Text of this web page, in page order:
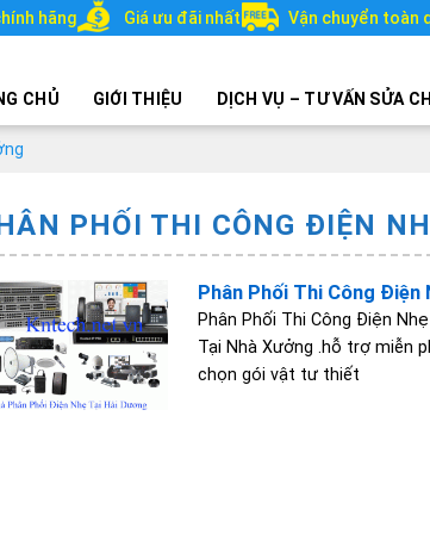
hãng Giá ưu đãi nhất Vận chuyển toàn
CHỦ GIỚI THIỆU DỊCH VỤ – TƯ VẤN SỬA
PHỐI THI CÔNG ĐIỆN
Phân Phối Thi Công Điện
Phân Phối Thi Công Điện
Tại Nhà Xưởng .hỗ trợ miễn
chọn gói vật tư thiết